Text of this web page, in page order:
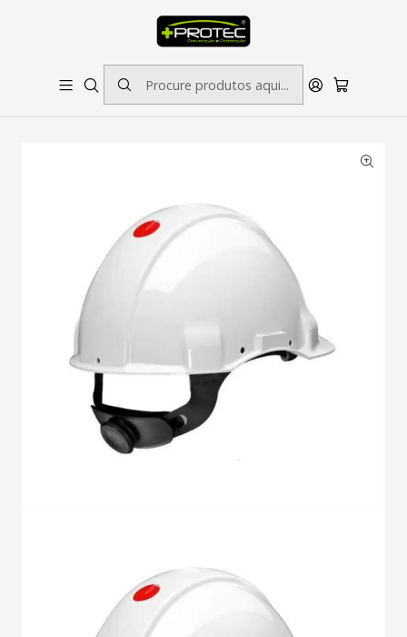
SOLICITE ORÇAMENTO PARA ESTAMPADOS/BORDADOS // SINALÉTICA:
OUTRAS DIMENSÕES SOB CONSULTA
Início Proteção da Cabeça Capacete 3M com Roquete